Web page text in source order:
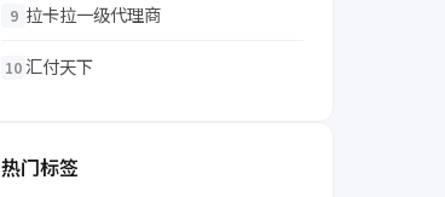
9 拉卡拉一级代理商
10 汇付天下
热门标签